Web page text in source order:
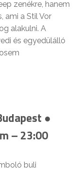
zenékre, hanem
ami a Stil Vor
alakulni. A
és egyedülálló
●
– 23:00
buli